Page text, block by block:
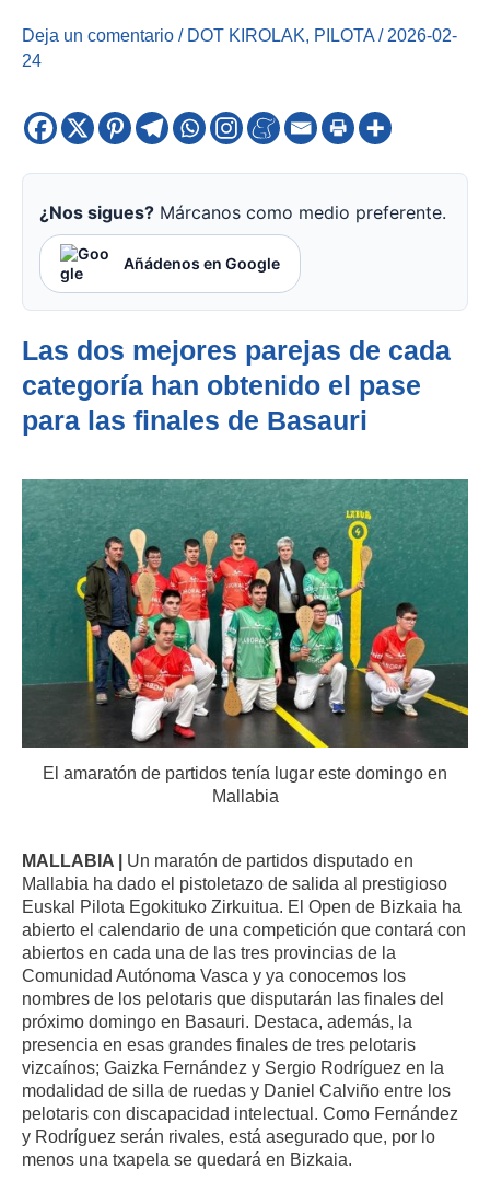
Deja un comentario / DOT KIROLAK, PILOTA / 2026-02-
24
¿Nos sigues? Márcanos como medio preferente.
Añádenos en Google
Las dos mejores parejas de cada
categoría han obtenido el pase
para las finales de Basauri
El amaratón de partidos tenía lugar este domingo en
Mallabia
MALLABIA | Un maratón de partidos disputado en
Mallabia ha dado el pistoletazo de salida al prestigioso
Euskal Pilota Egokituko Zirkuitua. El Open de Bizkaia ha
abierto el calendario de una competición que contará con
abiertos en cada una de las tres provincias de la
Comunidad Autónoma Vasca y ya conocemos los
nombres de los pelotaris que disputarán las finales del
próximo domingo en Basauri. Destaca, además, la
presencia en esas grandes finales de tres pelotaris
vizcaínos; Gaizka Fernández y Sergio Rodríguez en la
modalidad de silla de ruedas y Daniel Calviño entre los
pelotaris con discapacidad intelectual. Como Fernández
y Rodríguez serán rivales, está asegurado que, por lo
menos una txapela se quedará en Bizkaia.